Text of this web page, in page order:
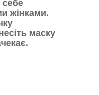
себе
жінками.
маску